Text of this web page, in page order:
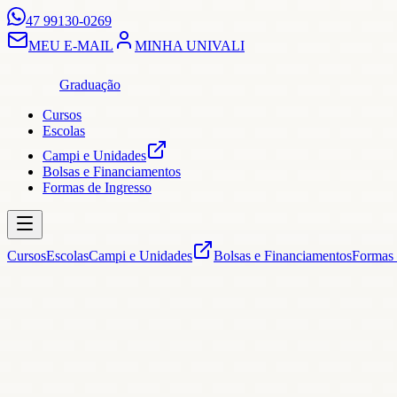
47 99130-0269
MEU E-MAIL
MINHA UNIVALI
Graduação
Cursos
Escolas
Campi e Unidades
Bolsas e Financiamentos
Formas de Ingresso
CursosEscolasCampi e Unidades Bolsas e FinanciamentosFormas